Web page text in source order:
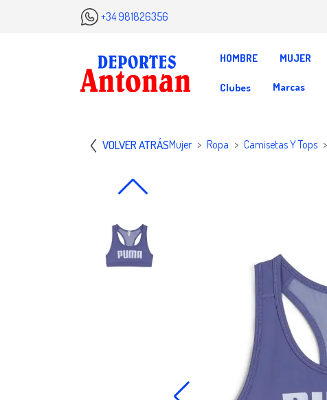
+34 981826356
HOMBRE MUJER
Clubes Marcas
VOLVER ATRÁSMujer Ropa Camisetas Y Tops